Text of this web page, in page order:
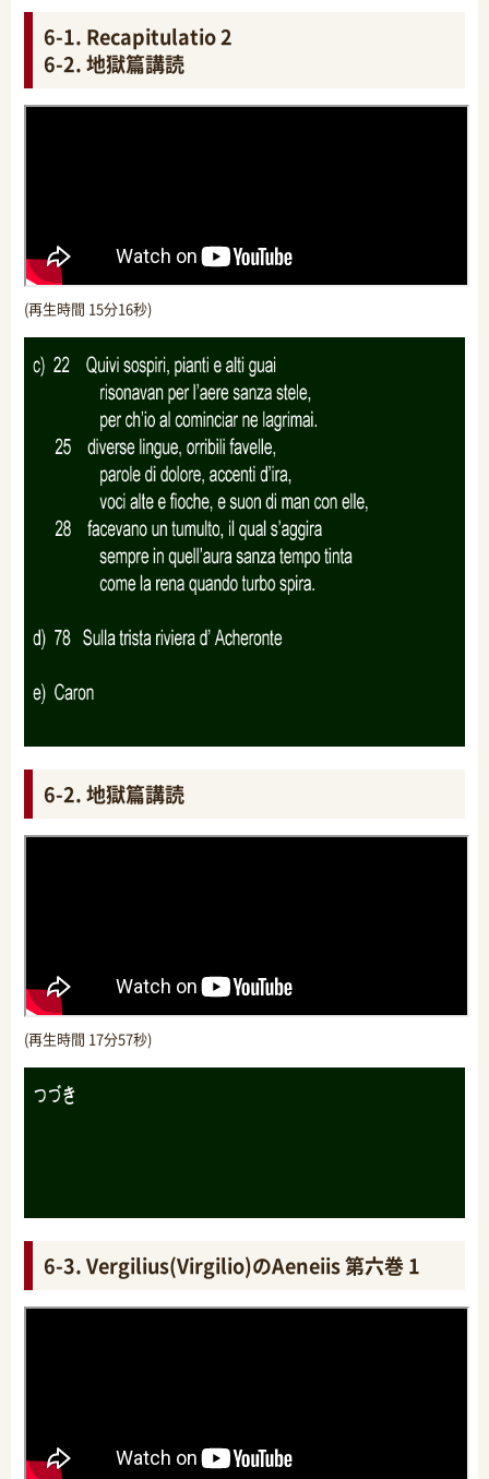
6-1. Recapitulatio 2
6-2. 地獄篇講読
(再生時間 15分16秒)
6-2. 地獄篇講読
(再生時間 17分57秒)
6-3. Vergilius(Virgilio)のAeneiis 第六巻 1